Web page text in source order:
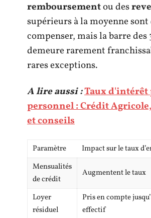
remboursementou des
supérieurs à la moyenne sont
compenser, mais la barre des
demeure rarement
rares exceptions.
A lire aussi :Taux d'intérêt
personnel : Crédit
et conseils
Paramètre
Impact sur le taux
Mensualités
de crédit
Augmentent le taux
Loyer
résiduel
Pris en compte
effectif